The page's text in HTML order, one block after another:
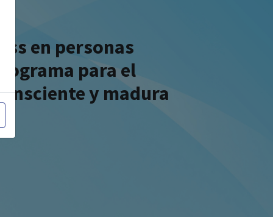
en personas
para el
y madura